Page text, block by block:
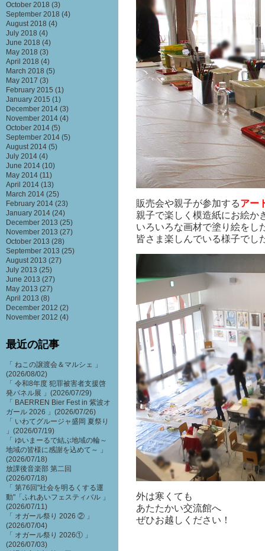
販売会や親子が参加するアー
親子で楽しく模造紙にお絵か
いろいろな画材で塗り絵をし
皆さま楽しんでいる様子でし
外は寒くても
あたたかい交流館へ
ぜひお越しください！
October 2018 (3)
September 2018 (4)
August 2018 (4)
July 2018 (4)
June 2018 (4)
May 2018 (3)
April 2018 (4)
March 2018 (5)
May 2017 (3)
February 2015 (1)
January 2015 (1)
December 2014 (3)
November 2014 (4)
October 2014 (5)
September 2014 (5)
August 2014 (5)
July 2014 (4)
June 2014 (10)
May 2014 (11)
April 2014 (13)
March 2014 (25)
February 2014 (23)
January 2014 (24)
December 2013 (25)
November 2013 (27)
October 2013 (28)
September 2013 (25)
August 2013 (27)
July 2013 (25)
June 2013 (27)
May 2013 (27)
April 2013 (8)
December 2012 (2)
November 2012 (4)
最近の記事
「 ねこの譲渡会＆マルシェ 」
(2026/08/02)
「 令和8年度 犯罪被害者支援啓
発パネル展 」(2026/07/29)
「 BAERREN Bier Fest in 紫波オ
ガール 2026 」(2026/07/26)
「 いわてグルージャ盛岡 夏祭り
」(2026/07/19)
「 ゆいまーるで結ぶ地域の輪～
地域の皆様に感謝を込めて～ 」
(2026/07/18)
放課後音楽部 第二回
(2026/07/18)
「 第76回"社会を明るくする運
動"「ふれあいフェスティバル 」
(2026/07/11)
「 オガール祭り 2026 ② 」
(2026/07/04)
「 オガール祭り 2026① 」
(2026/07/03)